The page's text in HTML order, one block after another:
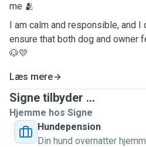
me 🫂
I am calm and responsible, and I
ensure that both dog and owner
🐶💛
Læs mere
Signe tilbyder ...
Hjemme hos Signe
Hundepension
Din hund overnatter